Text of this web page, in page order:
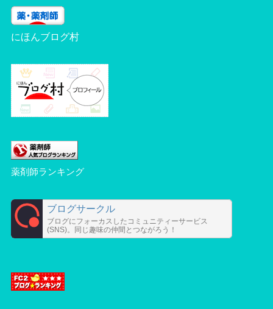
にほんブログ村
薬剤師ランキング
ブログサークル
ブログにフォーカスしたコミュニティーサービス
(SNS)。同じ趣味の仲間とつながろう！